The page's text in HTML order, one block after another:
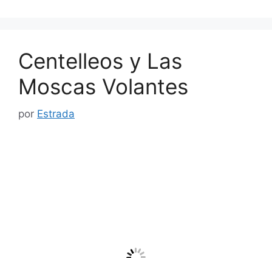
Centelleos y Las
Moscas Volantes
por Estrada